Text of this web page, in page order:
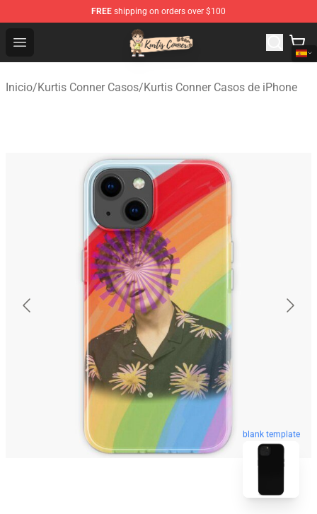
FREE shipping on orders over $100
Open menu
Kurtis Conner Store - Official Kurtis Conner Merchandise
Inicio/Kurtis Conner Casos/Kurtis Conner Casos de iPhone
blank template